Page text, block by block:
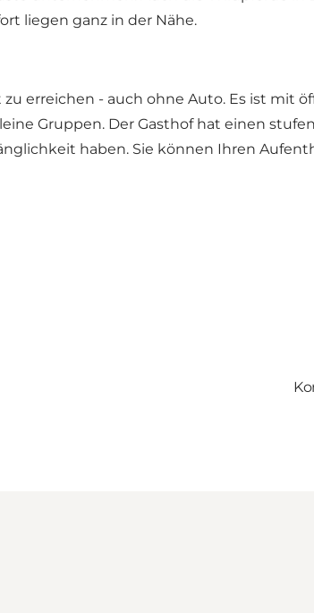
liegen ganz in der Nähe.
zu erreichen - auch ohne Auto. Es ist
Gruppen. Der Gasthof hat einen
haben. Sie können Ihren